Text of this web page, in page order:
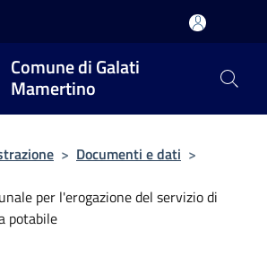
Comune di Galati
Mamertino
> Documenti e dati >
per l'erogazione del servizio di
potabile